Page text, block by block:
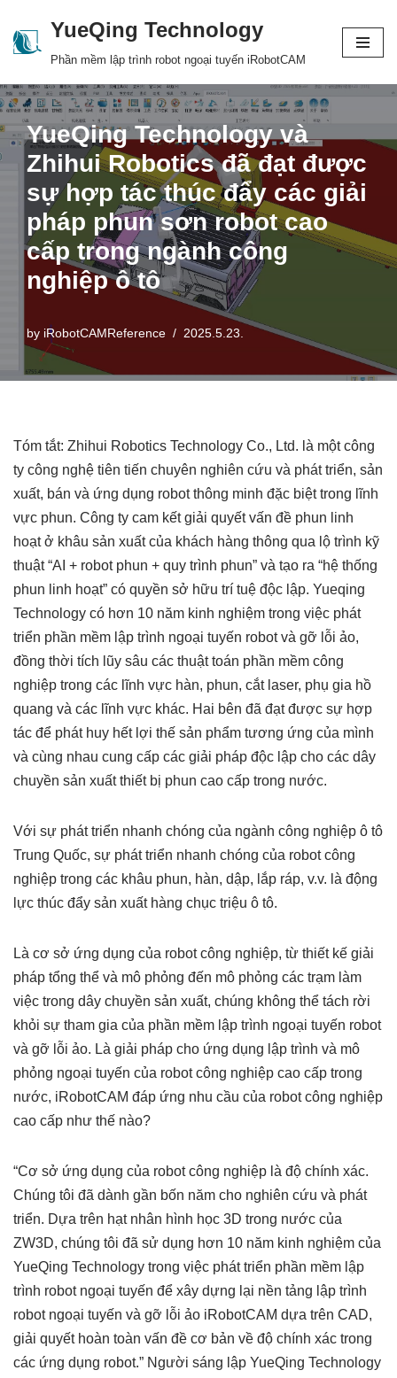
Skip
content
YueQing Technology
Phần mềm lập trình robot ngoại tuyến iRobotCAM
YueQing Technology và
Zhihui Robotics đã đạt được
sự hợp tác thúc đẩy các giải
pháp phun sơn robot cao
cấp trong ngành công
nghiệp ô tô
by iRobotCAMReference 2025.5.23.
Tóm tắt: Zhihui Robotics Technology Co., Ltd. là một công
ty công nghệ tiên tiến chuyên nghiên cứu và phát triển, sản
xuất, bán và ứng dụng robot thông minh đặc biệt trong lĩnh
vực phun. Công ty cam kết giải quyết vấn đề phun linh
hoạt ở khâu sản xuất của khách hàng thông qua lộ trình kỹ
thuật “AI + robot phun + quy trình phun” và tạo ra “hệ thống
phun linh hoạt” có quyền sở hữu trí tuệ độc lập. Yueqing
Technology có hơn 10 năm kinh nghiệm trong việc phát
triển phần mềm lập trình ngoại tuyến robot và gỡ lỗi ảo,
đồng thời tích lũy sâu các thuật toán phần mềm công
nghiệp trong các lĩnh vực hàn, phun, cắt laser, phụ gia hồ
quang và các lĩnh vực khác. Hai bên đã đạt được sự hợp
tác để phát huy hết lợi thế sản phẩm tương ứng của mình
và cùng nhau cung cấp các giải pháp độc lập cho các dây
chuyền sản xuất thiết bị phun cao cấp trong nước.
Với sự phát triển nhanh chóng của ngành công nghiệp ô tô
Trung Quốc, sự phát triển nhanh chóng của robot công
nghiệp trong các khâu phun, hàn, dập, lắp ráp, v.v. là động
lực thúc đẩy sản xuất hàng chục triệu ô tô.
Là cơ sở ứng dụng của robot công nghiệp, từ thiết kế giải
pháp tổng thể và mô phỏng đến mô phỏng các trạm làm
việc trong dây chuyền sản xuất, chúng không thể tách rời
khỏi sự tham gia của phần mềm lập trình ngoại tuyến robot
và gỡ lỗi ảo. Là giải pháp cho ứng dụng lập trình và mô
phỏng ngoại tuyến của robot công nghiệp cao cấp trong
nước, iRobotCAM đáp ứng nhu cầu của robot công nghiệp
cao cấp như thế nào?
“Cơ sở ứng dụng của robot công nghiệp là độ chính xác.
Chúng tôi đã dành gần bốn năm cho nghiên cứu và phát
triển. Dựa trên hạt nhân hình học 3D trong nước của
ZW3D, chúng tôi đã sử dụng hơn 10 năm kinh nghiệm của
YueQing Technology trong việc phát triển phần mềm lập
trình robot ngoại tuyến để xây dựng lại nền tảng lập trình
robot ngoại tuyến và gỡ lỗi ảo iRobotCAM dựa trên CAD,
giải quyết hoàn toàn vấn đề cơ bản về độ chính xác trong
các ứng dụng robot.” Người sáng lập YueQing Technology